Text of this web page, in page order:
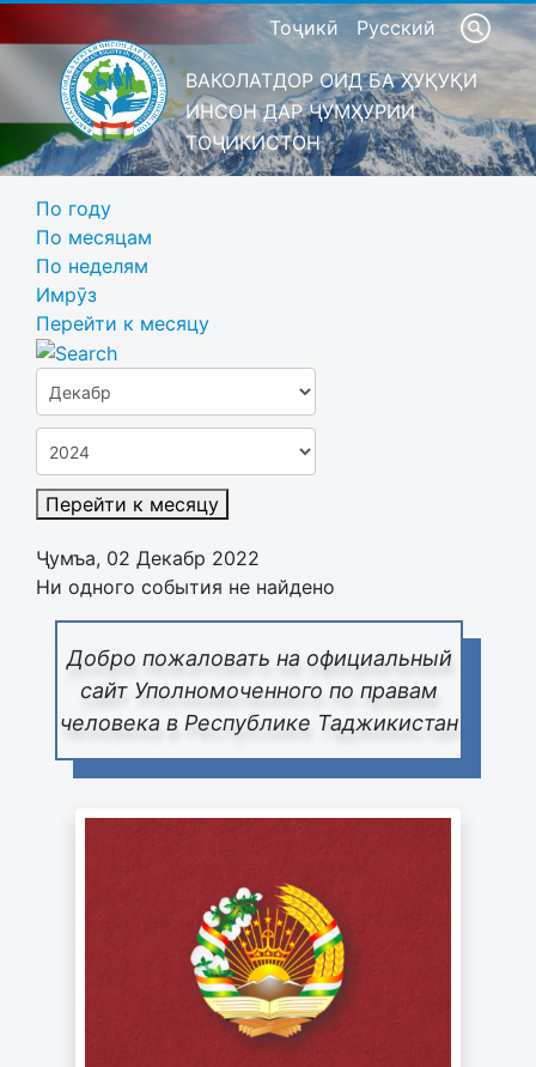
Тоҷикӣ Русский
ВАКОЛАТДОР ОИД БА ҲУҚУҚИ
ИНСОН ДАР ҶУМҲУРИИ
ТОҶИКИСТОН
Добро пожаловать на официальный
сайт Уполномоченного по правам
человека в Республике Таджикистан
По году
По месяцам
По неделям
Имрӯз
Перейти к месяцу
Перейти к месяцу
Ҷумъа, 02 Декабр 2022
Ни одного события не найдено